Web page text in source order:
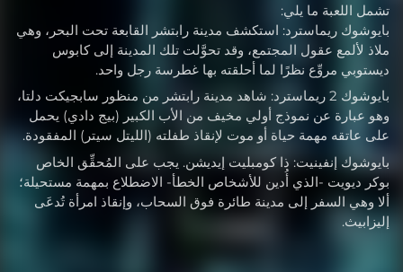
تشمل اللعبة ما يلي:
بايوشوك ريماسترد: استكشف مدينة رابتشر القابعة تحت البحر، وهي
ملاذ لألمع عقول المجتمع، وقد تحوَّلت تلك المدينة إلى كابوس
ديستوبي مروِّع نظرًا لما أحلقته بها غطرسة رجل واحد.
بايوشوك 2 ريماسترد: شاهد مدينة رابتشر من منظور سابجيكت دلتا،
وهو عبارة عن نموذج أولي مخيف من الأب الكبير (بيج دادي) يحمل
على عاتقه مهمة حياة أو موت لإنقاذ طفلته (الليتل سيتر) المفقودة.
بايوشوك إنفينيت: ذا كومبليت إيديشن. يجب على المُحقِّق الخاص
بوكر ديويت -الذي أُدين للأشخاص الخطأ- الاضطلاع بمهمة مستحيلة؛
ألا وهي السفر إلى مدينة طائرة فوق السحاب، وإنقاذ امرأة تُدعَى
إليزابيث.